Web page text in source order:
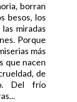
borran
besos, los
miradas
Porque
más
que nacen
de
Del frío